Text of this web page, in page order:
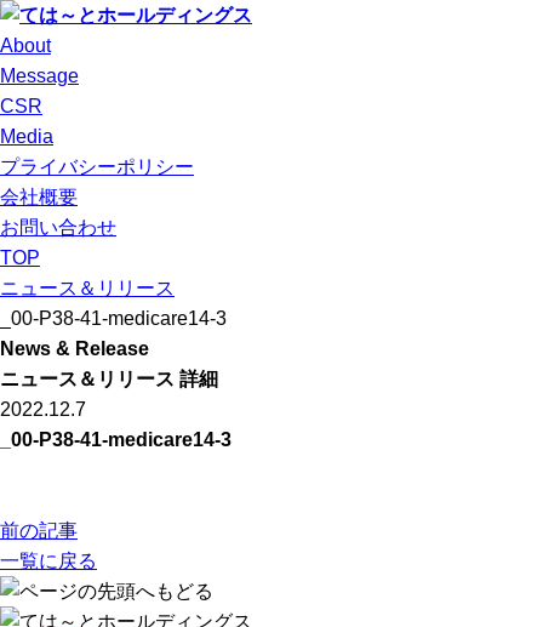
About
Message
CSR
Media
プライバシーポリシー
会社概要
お問い合わせ
TOP
ニュース＆リリース
_00-P38-41-medicare14-3
News & Release
ニュース＆リリース 詳細
2022.12.7
_00-P38-41-medicare14-3
前の記事
一覧に戻る